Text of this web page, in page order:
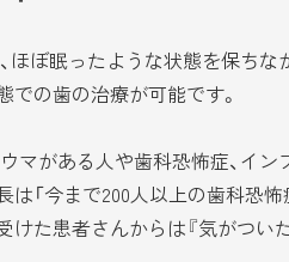
ぼ眠ったような状態を保ちな
の歯の治療が可能です。
がある人や歯科恐怖症、イ
「今まで200人以上の歯科恐
た患者さんからは『気がつい